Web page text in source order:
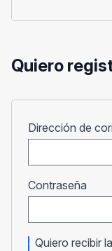
Quiero
Dirección de
Contraseña
Quiero recibir